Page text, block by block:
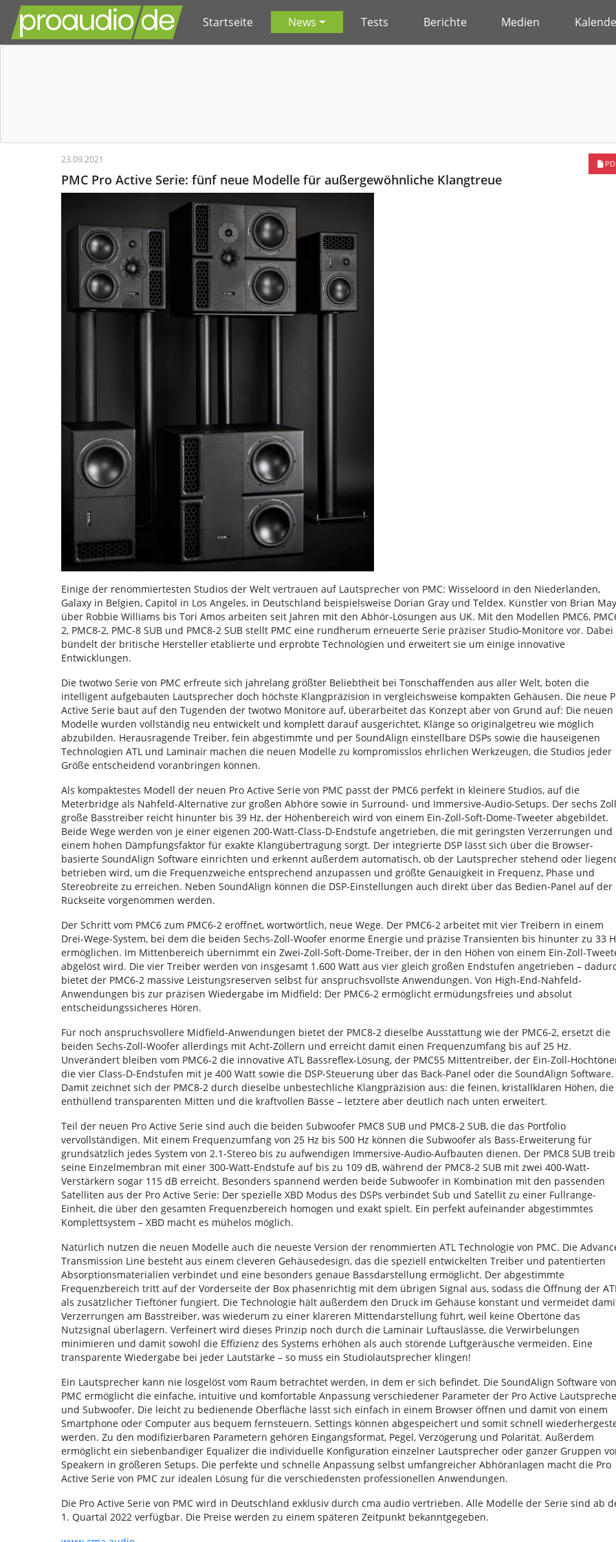
Startseite News Tests Berichte Medien
23.09.2021
PMC Pro Active Serie: fünf neue Modelle für außergewöhnliche Klangtreue
Einige der renommiertesten Studios der Welt vertrauen auf Lautsprecher von PMC: Wisseloord in den Niederlanden,
Galaxy in Belgien, Capitol in Los Angeles, in Deutschland beispielsweise Dorian Gray und Teldex. Künstler von Brian May
über Robbie Williams bis Tori Amos arbeiten seit Jahren mit den Abhör-Lösungen aus UK. Mit den Modellen PMC6,
2, PMC8-2, PMC-8 SUB und PMC8-2 SUB stellt PMC eine rundherum erneuerte Serie präziser Studio-Monitore vor. Dabei
bündelt der britische Hersteller etablierte und erprobte Technologien und erweitert sie um einige innovative
Entwicklungen.
Die twotwo Serie von PMC erfreute sich jahrelang größter Beliebtheit bei Tonschaffenden aus aller Welt, boten die
intelligent aufgebauten Lautsprecher doch höchste Klangpräzision in vergleichsweise kompakten Gehäusen. Die neue
Active Serie baut auf den Tugenden der twotwo Monitore auf, überarbeitet das Konzept aber von Grund auf: Die neuen
Modelle wurden vollständig neu entwickelt und komplett darauf ausgerichtet, Klänge so originalgetreu wie möglich
abzubilden. Herausragende Treiber, fein abgestimmte und per SoundAlign einstellbare DSPs sowie die hauseigenen
Technologien ATL und Laminair machen die neuen Modelle zu kompromisslos ehrlichen Werkzeugen, die Studios jeder
Größe entscheidend voranbringen können.
Als kompaktestes Modell der neuen Pro Active Serie von PMC passt der PMC6 perfekt in kleinere Studios, auf die
Meterbridge als Nahfeld-Alternative zur großen Abhöre sowie in Surround- und Immersive-Audio-Setups. Der sechs Zoll
große Basstreiber reicht hinunter bis 39 Hz, der Höhenbereich wird von einem Ein-Zoll-Soft-Dome-Tweeter abgebildet.
Beide Wege werden von je einer eigenen 200-Watt-Class-D-Endstufe angetrieben, die mit geringsten Verzerrungen und
einem hohen Dämpfungsfaktor für exakte Klangübertragung sorgt. Der integrierte DSP lässt sich über die Browser-
basierte SoundAlign Software einrichten und erkennt außerdem automatisch, ob der Lautsprecher stehend oder
betrieben wird, um die Frequenzweiche entsprechend anzupassen und größte Genauigkeit in Frequenz, Phase und
Stereobreite zu erreichen. Neben SoundAlign können die DSP-Einstellungen auch direkt über das Bedien-Panel auf der
Rückseite vorgenommen werden.
Der Schritt vom PMC6 zum PMC6-2 eröffnet, wortwörtlich, neue Wege. Der PMC6-2 arbeitet mit vier Treibern in einem
Drei-Wege-System, bei dem die beiden Sechs-Zoll-Woofer enorme Energie und präzise Transienten bis hinunter zu 33
ermöglichen. Im Mittenbereich übernimmt ein Zwei-Zoll-Soft-Dome-Treiber, der in den Höhen von einem Ein-Zoll-
abgelöst wird. Die vier Treiber werden von insgesamt 1.600 Watt aus vier gleich großen Endstufen angetrieben –
bietet der PMC6-2 massive Leistungsreserven selbst für anspruchsvollste Anwendungen. Von High-End-Nahfeld-
Anwendungen bis zur präzisen Wiedergabe im Midfield: Der PMC6-2 ermöglicht ermüdungsfreies und absolut
entscheidungssicheres Hören.
Für noch anspruchsvollere Midfield-Anwendungen bietet der PMC8-2 dieselbe Ausstattung wie der PMC6-2, ersetzt die
beiden Sechs-Zoll-Woofer allerdings mit Acht-Zöllern und erreicht damit einen Frequenzumfang bis auf 25 Hz.
Unverändert bleiben vom PMC6-2 die innovative ATL Bassreflex-Lösung, der PMC55 Mittentreiber, der Ein-Zoll-
die vier Class-D-Endstufen mit je 400 Watt sowie die DSP-Steuerung über das Back-Panel oder die SoundAlign Software.
Damit zeichnet sich der PMC8-2 durch dieselbe unbestechliche Klangpräzision aus: die feinen, kristallklaren Höhen, die
enthüllend transparenten Mitten und die kraftvollen Bässe – letztere aber deutlich nach unten erweitert.
Teil der neuen Pro Active Serie sind auch die beiden Subwoofer PMC8 SUB und PMC8-2 SUB, die das Portfolio
vervollständigen. Mit einem Frequenzumfang von 25 Hz bis 500 Hz können die Subwoofer als Bass-Erweiterung für
grundsätzlich jedes System von 2.1-Stereo bis zu aufwendigen Immersive-Audio-Aufbauten dienen. Der PMC8 SUB
seine Einzelmembran mit einer 300-Watt-Endstufe auf bis zu 109 dB, während der PMC8-2 SUB mit zwei 400-Watt-
Verstärkern sogar 115 dB erreicht. Besonders spannend werden beide Subwoofer in Kombination mit den passenden
Satelliten aus der Pro Active Serie: Der spezielle XBD Modus des DSPs verbindet Sub und Satellit zu einer Fullrange-
Einheit, die über den gesamten Frequenzbereich homogen und exakt spielt. Ein perfekt aufeinander abgestimmtes
Komplettsystem – XBD macht es mühelos möglich.
Natürlich nutzen die neuen Modelle auch die neueste Version der renommierten ATL Technologie von PMC. Die
Transmission Line besteht aus einem cleveren Gehäusedesign, das die speziell entwickelten Treiber und patentierten
Absorptionsmaterialien verbindet und eine besonders genaue Bassdarstellung ermöglicht. Der abgestimmte
Frequenzbereich tritt auf der Vorderseite der Box phasenrichtig mit dem übrigen Signal aus, sodass die Öffnung der
als zusätzlicher Tieftöner fungiert. Die Technologie hält außerdem den Druck im Gehäuse konstant und vermeidet
Verzerrungen am Basstreiber, was wiederum zu einer klareren Mittendarstellung führt, weil keine Obertöne das
Nutzsignal überlagern. Verfeinert wird dieses Prinzip noch durch die Laminair Luftauslässe, die Verwirbelungen
minimieren und damit sowohl die Effizienz des Systems erhöhen als auch störende Luftgeräusche vermeiden. Eine
transparente Wiedergabe bei jeder Lautstärke – so muss ein Studiolautsprecher klingen!
Ein Lautsprecher kann nie losgelöst vom Raum betrachtet werden, in dem er sich befindet. Die SoundAlign Software von
PMC ermöglicht die einfache, intuitive und komfortable Anpassung verschiedener Parameter der Pro Active
und Subwoofer. Die leicht zu bedienende Oberfläche lässt sich einfach in einem Browser öffnen und damit von einem
Smartphone oder Computer aus bequem fernsteuern. Settings können abgespeichert und somit schnell
werden. Zu den modifizierbaren Parametern gehören Eingangsformat, Pegel, Verzögerung und Polarität. Außerdem
ermöglicht ein siebenbandiger Equalizer die individuelle Konfiguration einzelner Lautsprecher oder ganzer Gruppen
Speakern in größeren Setups. Die perfekte und schnelle Anpassung selbst umfangreicher Abhöranlagen macht die Pro
Active Serie von PMC zur idealen Lösung für die verschiedensten professionellen Anwendungen.
Die Pro Active Serie von PMC wird in Deutschland exklusiv durch cma audio vertrieben. Alle Modelle der Serie sind ab
1. Quartal 2022 verfügbar. Die Preise werden zu einem späteren Zeitpunkt bekanntgegeben.